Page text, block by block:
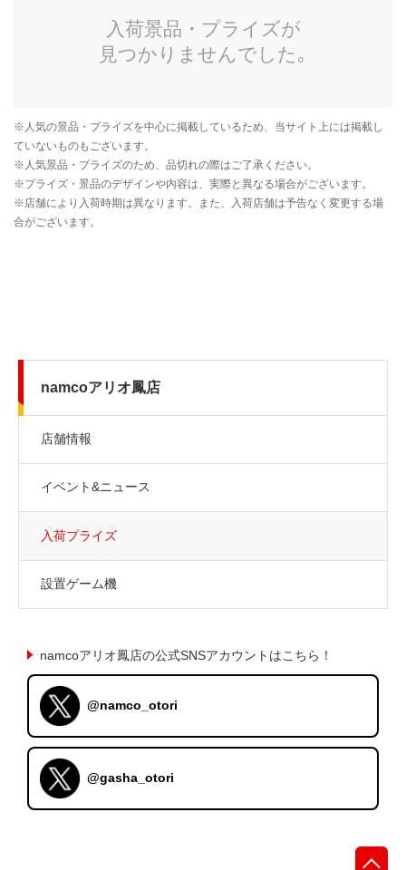
namcoアリオ鳳店
店舗情報
イベント&ニュース
入荷プライズ
設置ゲーム機
namcoアリオ鳳店の公式SNSアカウントはこちら！
@namco_otori
@gasha_otori